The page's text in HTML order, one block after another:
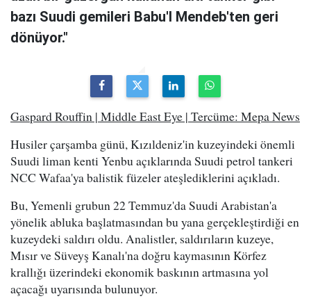
bazı Suudi gemileri Babu'l Mendeb'ten geri
dönüyor."
Gaspard Rouffin | Middle East Eye | Tercüme: Mepa News
Husiler çarşamba günü, Kızıldeniz'in kuzeyindeki önemli
Suudi liman kenti Yenbu açıklarında Suudi petrol tankeri
NCC Wafaa'ya balistik füzeler ateşlediklerini açıkladı.
Bu, Yemenli grubun 22 Temmuz'da Suudi Arabistan'a
yönelik abluka başlatmasından bu yana gerçekleştirdiği en
kuzeydeki saldırı oldu. Analistler, saldırıların kuzeye,
Mısır ve Süveyş Kanalı'na doğru kaymasının Körfez
krallığı üzerindeki ekonomik baskının artmasına yol
açacağı uyarısında bulunuyor.